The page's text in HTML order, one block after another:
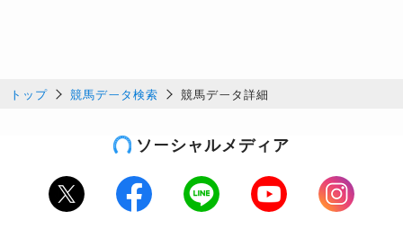
トップ 競馬データ検索 競馬データ詳細
ソーシャルメディア
Twitter Facebook LINE Youtube
Instagram